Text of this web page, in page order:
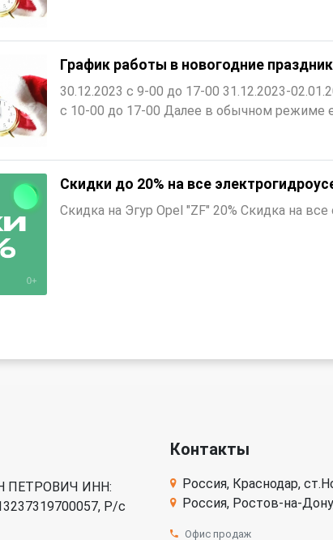
График работы в новогодние
30.12.2023 с 9-00 до 17-00 31.12.2023-
с 10-00 до 17-00 Далее в обычном режиме
Скидки до 20% на все
Скидка на Эгур Opel "ZF" 20% Скидка на
ПЕТРОВИЧ ИНН:
Р/c
Контакты
Россия, Краснодар,
Россия, Ростов-на-
Офис продаж